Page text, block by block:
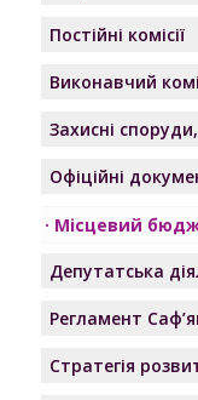
Постійні комісії
Виконавчий
Захисні
Офіційні
Місцевий
Депутатська
Регламент
Стратегія